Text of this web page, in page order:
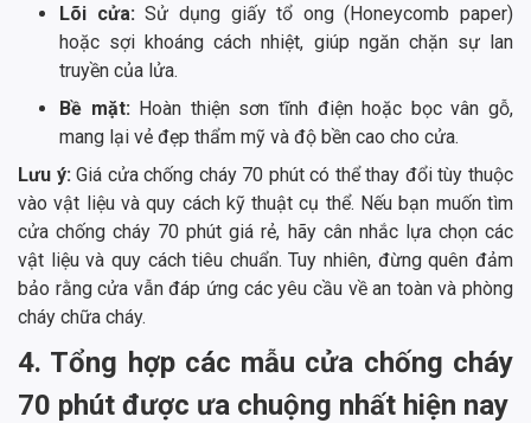
Lõi cửa:Sử dụng giấy tổ ong (Honeycomb paper)
hoặc sợi khoáng cách nhiệt, giúp ngăn chặn sự lan
truyền của lửa.
Bề mặt: Hoàn thiện sơn tĩnh điện hoặc bọc vân gỗ,
mang lại vẻ đẹp thẩm mỹ và độ bền cao cho cửa.
Lưu ý:Giá cửa chống cháy 70 phút có thể thay đổi tùy thuộc
vào vật liệu và quy cách kỹ thuật cụ thể. Nếu bạn muốn tìm
cửa chống cháy 70 phút giá rẻ, hãy cân nhắc lựa chọn các
vật liệu và quy cách tiêu chuẩn. Tuy nhiên, đừng quên đảm
bảo rằng cửa vẫn đáp ứng các yêu cầu về an toàn và phòng
cháy chữa cháy.
4. Tổng hợp các mẫu cửa chống cháy
70 phút được ưa chuộng nhất hiện nay